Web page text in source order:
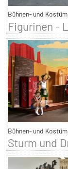
Bühnen- und
Figurinen -
Bühnen- und
Sturm und